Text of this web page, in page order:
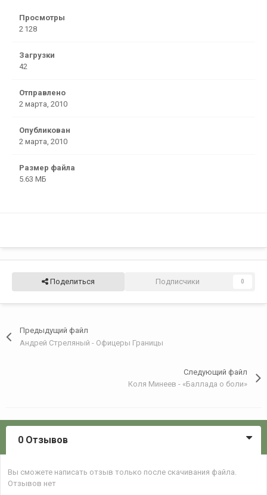
Просмотры
2 128
Загрузки
42
Отправлено
2 марта, 2010
Опубликован
2 марта, 2010
Размер файла
5.63 МБ
Поделиться Подписчики 0
Предыдущий файл
Андрей Стреляный - Офицеры Границы
Следующий файл
Коля Минеев - «Баллада о боли»
0 Отзывов
Вы сможете написать отзыв только после скачивания файла.
Отзывов нет